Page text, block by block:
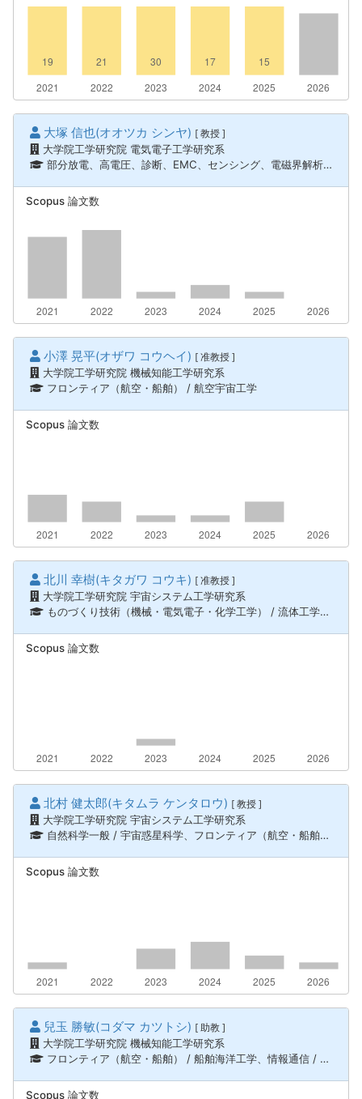
大塚 信也(オオツカ シンヤ) [ 教授 ]
大学院工学研究院 電気電子工学研究系
部分放電、高電圧、診断、EMC、センシング、電磁界解析、航空機(CFRP)耐雷技術
Scopus 論文数
小澤 晃平(オザワ コウヘイ) [ 准教授 ]
大学院工学研究院 機械知能工学研究系
フロンティア（航空・船舶） / 航空宇宙工学
Scopus 論文数
北川 幸樹(キタガワ コウキ) [ 准教授 ]
大学院工学研究院 宇宙システム工学研究系
ものづくり技術（機械・電気電子・化学工学） / 流体工学、ものづくり技術（機械・電気電子・化学工学） / 熱工学、フロンティア（航空・船舶） / 航空宇宙工学
Scopus 論文数
北村 健太郎(キタムラ ケンタロウ) [ 教授 ]
大学院工学研究院 宇宙システム工学研究系
自然科学一般 / 宇宙惑星科学、フロンティア（航空・船舶） / 航空宇宙工学、人文・社会 / 教育工学
Scopus 論文数
兒玉 勝敏(コダマ カツトシ) [ 助教 ]
大学院工学研究院 機械知能工学研究系
フロンティア（航空・船舶） / 船舶海洋工学、情報通信 / 知能ロボティクス、情報通信 / ロボティクス、知能機械システム、ものづくり技術（機械・電気電子・化学工学） / 制御、システム工学
Scopus 論文数